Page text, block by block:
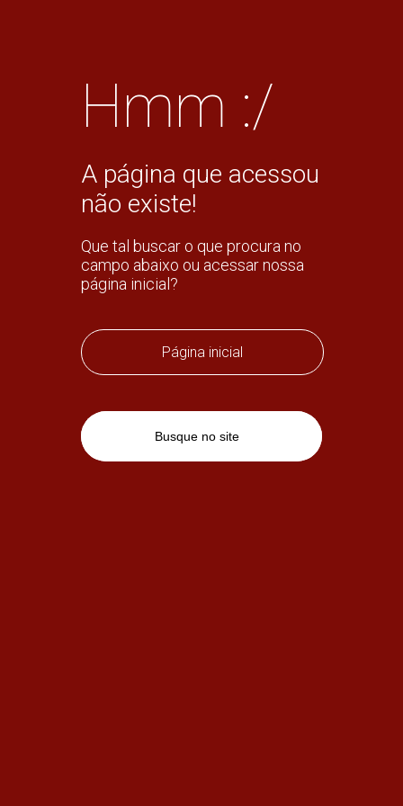
Hmm :/
A página que acessou
não existe!
Que tal buscar o que procura no
campo abaixo ou acessar nossa
página inicial?
Página inicial